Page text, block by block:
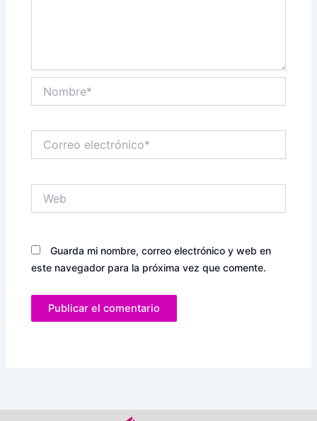
electrónico*
Guarda mi nombre, correo electrónico y web en
este navegador para la próxima vez que comente.